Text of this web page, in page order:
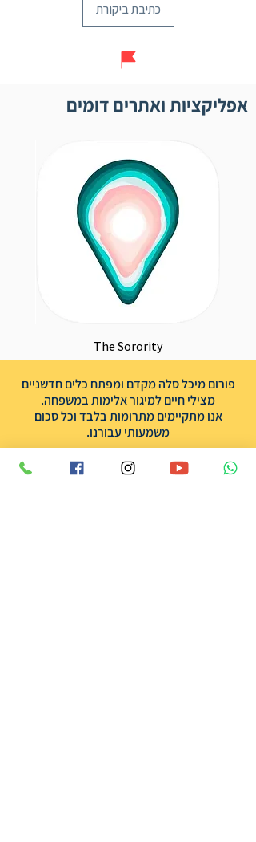
כתיבת ביקורת
אפליקציות ואתרים דומים
The Sorority
פורום מיכל סלה מקדם ומפתח כלים חדשניים
מצילי חיים למיגור אלימות במשפחה.
אנו מתקיימים מתרומות בלבד וכל סכום
משמעותי עבורנו.
לתמיכה בפעילות שלנו